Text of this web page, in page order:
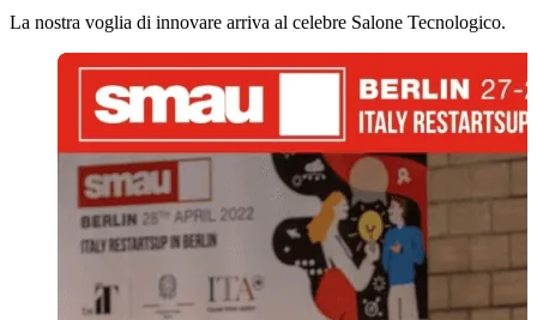
La nostra voglia di innovare arriva al celebre Salone Tecnologico.